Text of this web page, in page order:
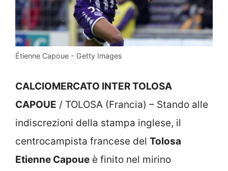
Étienne Capoue - Getty Images
CALCIOMERCATO INTER TOLOSA
CAPOUE / TOLOSA (Francia) – Stando alle
indiscrezioni della stampa inglese, il
centrocampista francese del Tolosa
Etienne Capoue è finito nel mirino